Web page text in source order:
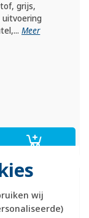
wij
grijs,
Meer